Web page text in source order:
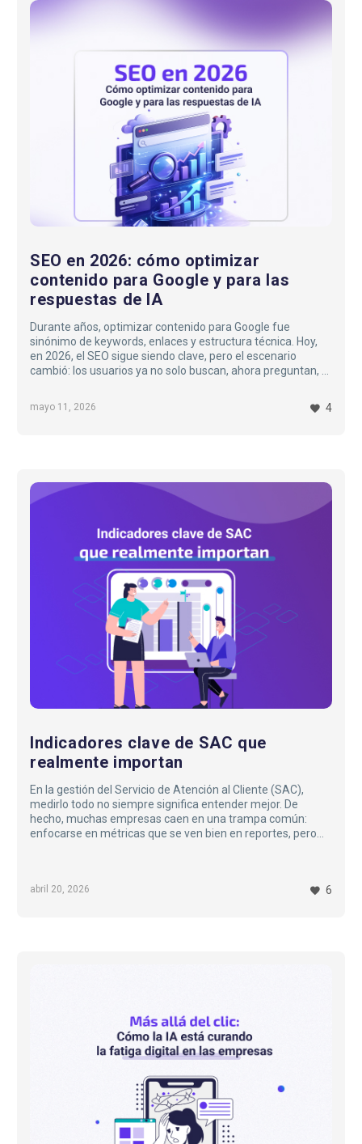
SEO
en
2026:
cómo
optimizar
contenido
para
Google
y
para
las
respuestas
mayo 11, 2026
SEO en 2026: cómo optimizar
contenido para Google y para las
respuestas de IA
Durante años, optimizar contenido para Google fue
sinónimo de keywords, enlaces y estructura técnica. Hoy,
en 2026, el SEO sigue siendo clave, pero el escenario
cambió: los usuarios ya no solo buscan, ahora preguntan, y
4
clave
de
SAC
que
realmente
importan
abril 20, 2026
Indicadores clave de SAC que
realmente importan
En la gestión del Servicio de Atención al Cliente (SAC),
medirlo todo no siempre significa entender mejor. De
hecho, muchas empresas caen en una trampa común:
enfocarse en métricas que se ven bien en reportes, pero
cuáles realmente te ayudan a tomar decisiones.
6
IA
está
curando
la
fatiga
digital
en